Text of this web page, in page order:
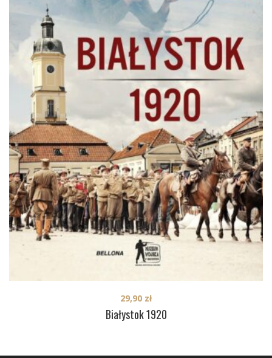
Białystok 1920
29,90 zł